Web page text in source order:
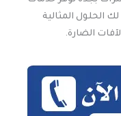
الحلول المثالية
الضارة.